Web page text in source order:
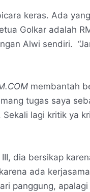
keras. Ada
Golkar adalah
Alwi sendiri.
membantah
tugas saya
lagi kritik ya
dia bersikap
ada
panggung,